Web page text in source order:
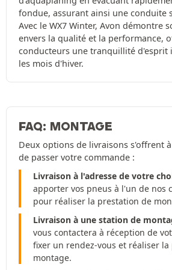
fondue, assurant ainsi une conduite
Avec le WX7 Winter, Avon démontre
envers la qualité et la performance,
conducteurs une tranquillité d'esprit
les mois d'hiver.
FAQ: MONTAGE
Deux options de livraisons s'offrent
de passer votre commande :
Livraison à l'adresse de votre
apporter vos pneus à l'un de nos
pour réaliser la prestation de
Livraison à une station de
vous contactera à réception de
fixer un rendez-vous et réaliser
montage.